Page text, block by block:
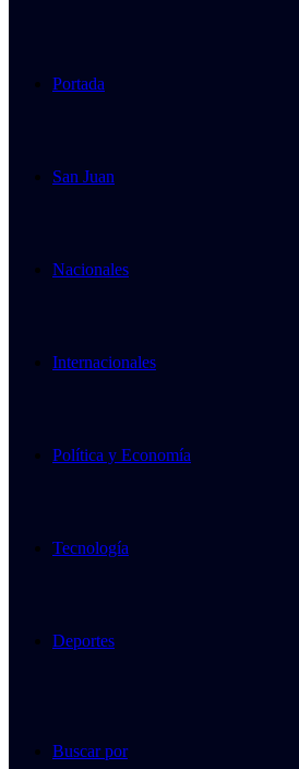
Portada
San Juan
Nacionales
Internacionales
Política y Economía
Tecnología
Deportes
Buscar por